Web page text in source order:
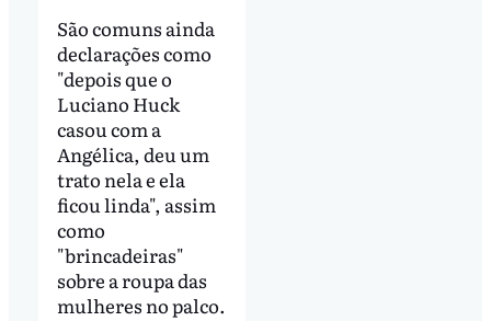
São comuns ainda
declarações como
"depois que o
Luciano Huck
casou com a
Angélica, deu um
trato nela e ela
ficou linda", assim
como
"brincadeiras"
sobre a roupa das
mulheres no palco.